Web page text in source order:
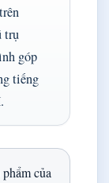
trụ
góp
tiếng
của